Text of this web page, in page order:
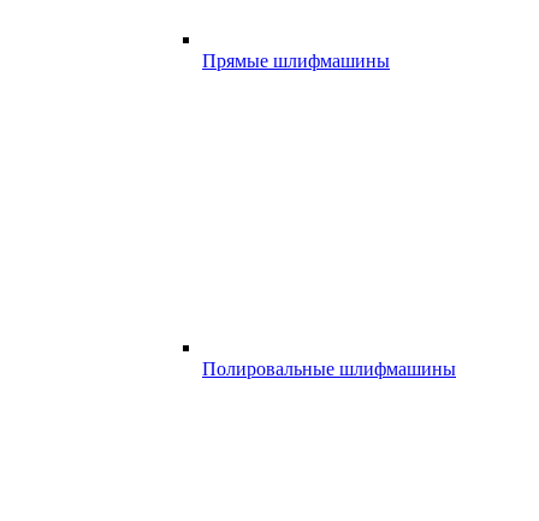
Прямые шлифмашины
Полировальные шлифмашины